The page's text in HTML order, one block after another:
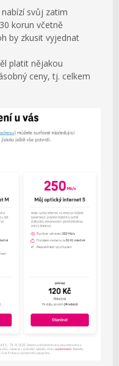
svůj zatim
korun včetně
by zkusit vyjednat
platit nějakou
ceny, tj. celkem